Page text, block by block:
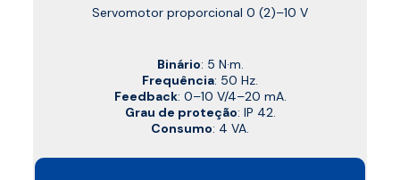
Servomotor proporcional 0 (2)–10 V
Binário: 5 N·m.
Frequência: 50 Hz.
Feedback: 0–10 V/4–20 mA.
Grau de proteção: IP 42.
Consumo: 4 VA.